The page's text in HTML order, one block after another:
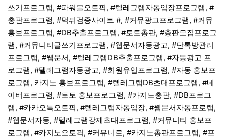
쓰기프로그램, #파워볼오토픽, #텔레그램자동입장프로그램, #
총판프로그램, #먹튀검증사이트 #, #커뮤광고프로그램, #커뮤
홍보프로그램, #DB추출프로그램, #토토총판, #총판모집프로그
램, #커뮤니티글쓰기프로그램, #웹문서자동광고, #단톡방관리
프로그램, #웹문서, #텔레그램DB추출프로그램, #자동광고 프
로그램, #텔레그램자동광고, #회원유입프로그램, #자동 홍보프
로그램, 카지노 홍보프로그램, #텔레그램DB초대프로그램, #네
이버프로그램, #토토 홍보프로그램, #카지노총판, #DB프로그
램, #카카오톡오토픽, #텔레그램자동입장, #웹문서자동프로램,
#웹문서자동, #텔레그램강제초대프로그램, #커뮤니티 홍보프
로그램, #카지노오토픽, #커뮤니로, #카지노총판프로그램, #프